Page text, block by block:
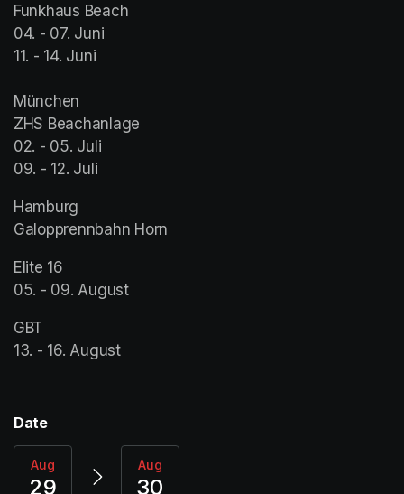
Funkhaus Beach
04. - 07. Juni
11. - 14. Juni
München
ZHS Beachanlage
02. - 05. Juli
09. - 12. Juli
Hamburg
Galopprennbahn Horn
Elite 16
05. - 09. August
GBT
13. - 16. August
Date
Aug
29
Aug
30